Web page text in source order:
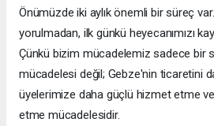
Önümüzde iki aylık önemli bir süreç
yorulmadan, ilk günkü heyecanımızı
Çünkü bizim mücadelemiz sadece bir
mücadelesi değil; Gebze'nin ticaretini
üyelerimize daha güçlü hizmet etme
etme mücadelesidir.